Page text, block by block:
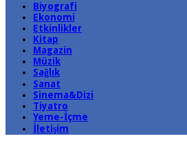
Biyografi
Ekonomi
Etkinlikler
Kitap
Magazin
Müzik
Sağlık
Sanat
Sinema&Dizi
Tiyatro
Yeme-İçme
İletişim